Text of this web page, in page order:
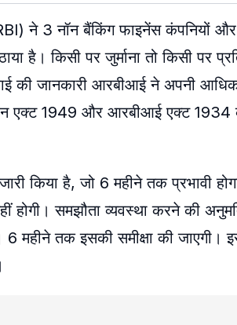
ने 3 नॉन बैंकिंग फाइनेंस कंपनियों
है। किसी पर जुर्माना तो किसी पर
की जानकारी आरबीआई ने अपनी
एक्ट 1949 और आरबीआई एक्ट
किया है, जो 6 महीने तक प्रभावी
समझौता व्यवस्था करने की
तक इसकी समीक्षा की जाएगी।